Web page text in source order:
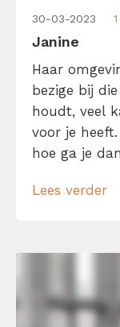
30-03-2023
Janine
Haar
bezige bij
houdt, veel
voor je
hoe ga je
te halen
Lees verder